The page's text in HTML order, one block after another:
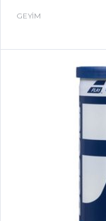
GEYIM